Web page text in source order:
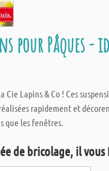
pour Pâques -
Cie Lapins & Co ! Ces
rapidement et
que les fenêtres.
de bricolage, il